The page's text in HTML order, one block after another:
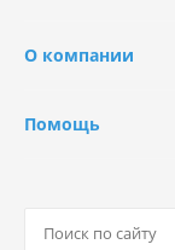
О компании
Помощь